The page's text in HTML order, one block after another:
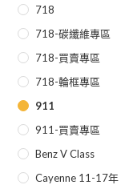
718
718-碳纖維專區
718-買賣專區
718-輪框專區
911
911-買賣專區
Benz V Class
Cayenne 11-17年